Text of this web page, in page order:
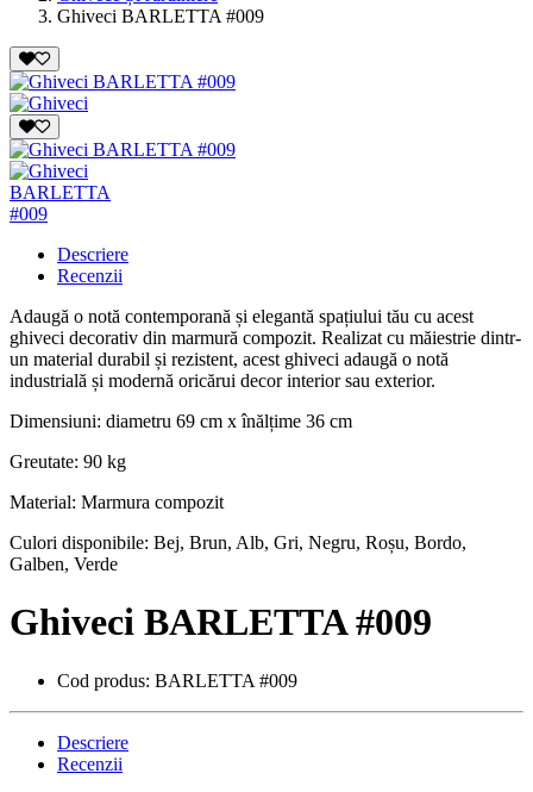
Ghiveci BARLETTA #009
Descriere
Recenzii
Adaugă o notă contemporană și elegantă spațiului tău cu acest
ghiveci decorativ din marmură compozit. Realizat cu măiestrie dintr-
un material durabil și rezistent, acest ghiveci adaugă o notă
industrială și modernă oricărui decor interior sau exterior.
Dimensiuni: diametru 69 cm x înălțime 36 cm
Greutate: 90 kg
Material: Marmura compozit
Culori disponibile: Bej, Brun, Alb, Gri, Negru, Roșu, Bordo,
Galben, Verde
Ghiveci BARLETTA #009
Cod produs: BARLETTA #009
Descriere
Recenzii